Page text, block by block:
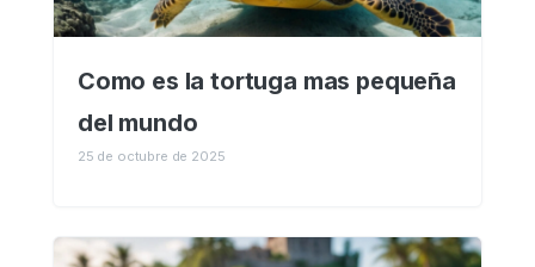
Como es la tortuga mas pequeña
del mundo
25 de octubre de 2025